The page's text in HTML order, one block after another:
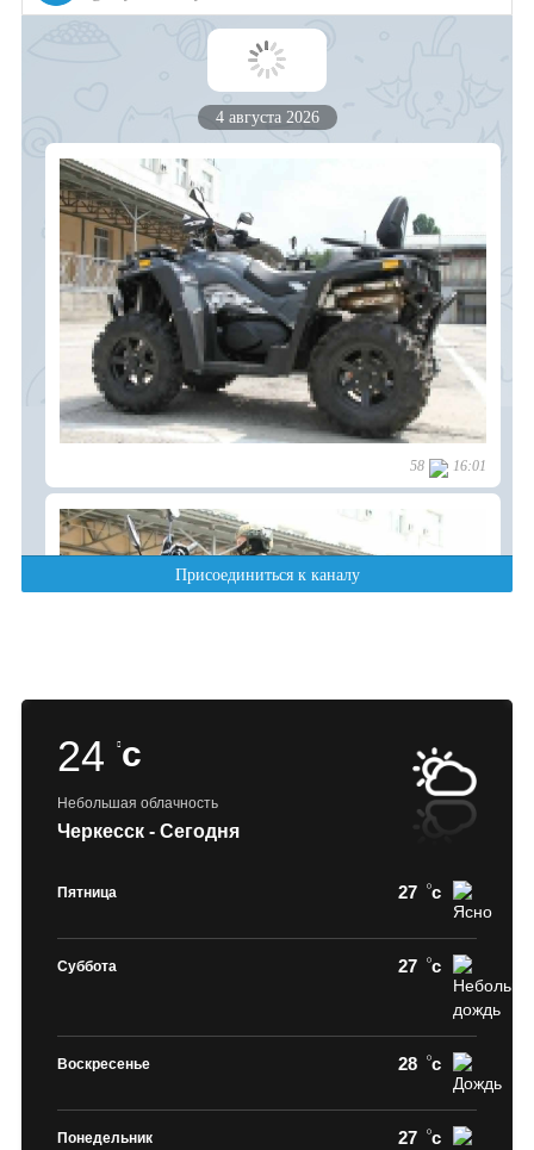
24 c
Небольшая облачность
Черкесск - Сегодня
Пятница 27 c
Суббота 27 c
Воскресенье 28 c
Понедельник 27 c